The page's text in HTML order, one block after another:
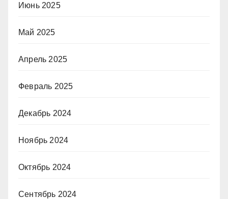
Июнь 2025
Май 2025
Апрель 2025
Февраль 2025
Декабрь 2024
Ноябрь 2024
Октябрь 2024
Сентябрь 2024